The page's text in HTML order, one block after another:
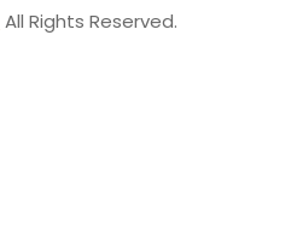
All Rights Reserved.